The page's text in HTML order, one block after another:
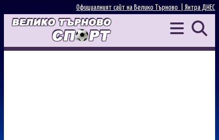
Янтра ДНЕС
Официалният сайт на Велико Търново |